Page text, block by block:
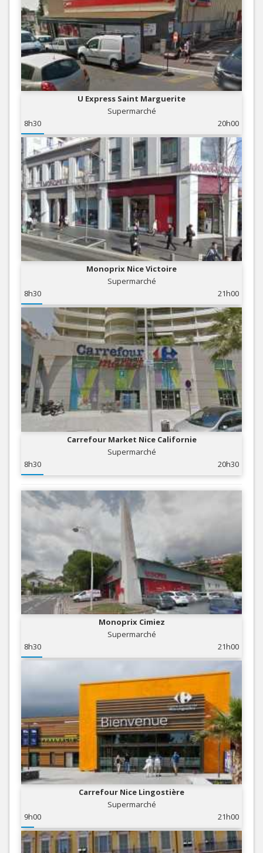
U Express Saint Marguerite
Supermarché
8h30
20h00
Monoprix Nice Victoire
Supermarché
8h30
21h00
Carrefour Market Nice Californie
Supermarché
8h30
20h30
Monoprix Cimiez
Supermarché
8h30
21h00
Carrefour Nice Lingostière
Supermarché
9h00
21h00